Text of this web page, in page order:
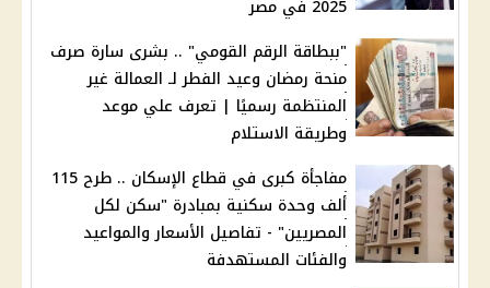
2025 في مصر
"ببطاقة الرقم القومي" .. بشرى سارة صرف
منحة رمضان وعيد الفطر لـ العمالة غير
المنتظمة رسميًا | تعرف علي موعد
وطريقة الاستلام
مفاجأة كبرى في قطاع الإسكان .. طرح 115
ألف وحدة سكنية بمبادرة "سكن لكل
المصريين" - تفاصيل الأسعار والمواعيد
والفئات المستهدفة